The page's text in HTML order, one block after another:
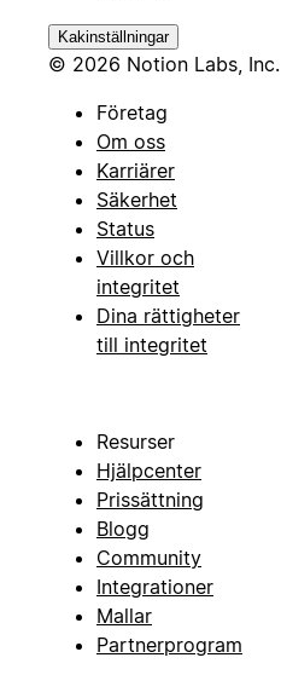
Kakinställningar
© 2026 Notion Labs, Inc.
Företag
Om oss
Karriärer
Säkerhet
Status
Villkor och
integritet
Dina rättigheter
till integritet
Resurser
Hjälpcenter
Prissättning
Blogg
Community
Integrationer
Mallar
Partnerprogram